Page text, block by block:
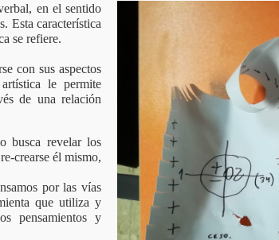
en el sentido
Esta característica
se refiere.
con sus aspectos
le permite
de una relación
busca revelar los
crearse él mismo,
por las vías
que utiliza y
pensamientos y